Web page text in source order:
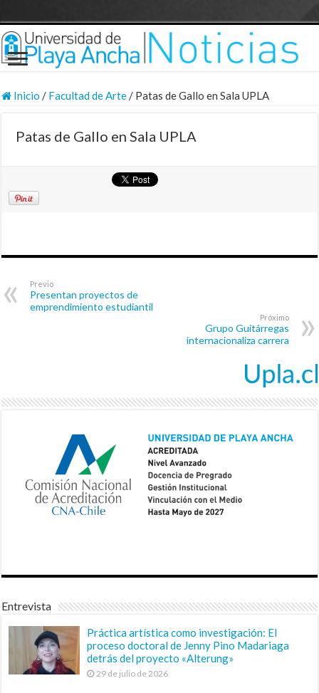
Inicio / Facultad de Arte/ Patas de Gallo en Sala UPLA
Patas de Gallo en Sala UPLA
Previo
Presentan proyectos de
emprendimiento estudiantil
Próximo
Grupo Guitárregas
internacionaliza carrera
Entrevista
Práctica artística como investigación: El
proceso doctoral de Jenny Pino Madariaga
detrás del proyecto «Alterung»
29 de julio de 2026